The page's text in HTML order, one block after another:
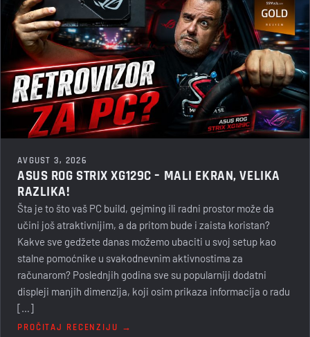
AVGUST 3, 2026
ASUS ROG STRIX XG129C – MALI EKRAN, VELIKA
RAZLIKA!
Šta je to što vaš PC build, gejming ili radni prostor može da
učini još atraktivnijim, a da pritom bude i zaista koristan?
Kakve sve gedžete danas možemo ubaciti u svoj setup kao
stalne pomoćnike u svakodnevnim aktivnostima za
računarom? Poslednjih godina sve su popularniji dodatni
displeji manjih dimenzija, koji osim prikaza informacija o radu
[…]
PROČITAJ RECENZIJU →